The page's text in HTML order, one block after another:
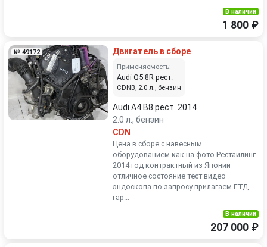
В наличии
1 800 ₽
№ 49172 Двигатель в сборе
Применяемость:
Audi Q5 8R рест.
CDNB, 2.0 л., бензин
Audi A4 B8 рест. 2014
2.0 л., бензин
CDN
Цена в сборе с навесным
оборудованием как на фото Рестайлинг
2014 год контрактный из Японии
отличное состояние тест видео
эндоскопа по запросу прилагаем ГТД
гар...
В наличии
207 000 ₽